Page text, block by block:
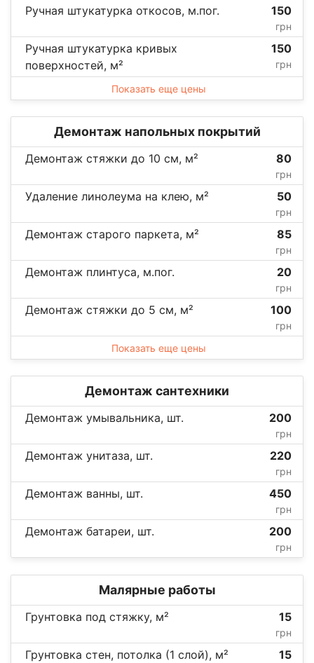
Ручная штукатурка откосов, м.пог. 150
грн
Ручная штукатурка кривых
поверхностей, м²
150
грн
Показать еще цены
Демонтаж напольных покрытий
Демонтаж стяжки до 10 см, м² 80
грн
Удаление линолеума на клею, м² 50
грн
Демонтаж старого паркета, м² 85
грн
Демонтаж плинтуса, м.пог. 20
грн
Демонтаж стяжки до 5 см, м² 100
грн
Показать еще цены
Демонтаж сантехники
Демонтаж умывальника, шт. 200
грн
Демонтаж унитаза, шт. 220
грн
Демонтаж ванны, шт. 450
грн
Демонтаж батареи, шт. 200
грн
Малярные работы
Грунтовка под стяжку, м² 15
грн
Грунтовка стен, потолка (1 слой), м² 15